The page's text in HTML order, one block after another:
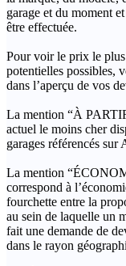
garage et du moment
être effectuée.
Pour voir le prix le plus
potentielles possibles,
dans l’aperçu de vos
La mention “À
actuel le moins cher
garages référencés sur
La mention
correspond à
fourchette entre la
au sein de laquelle un
fait une demande de
dans le rayon